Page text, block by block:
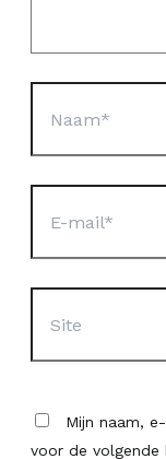
mail*
Mijn naam,
voor de volgende